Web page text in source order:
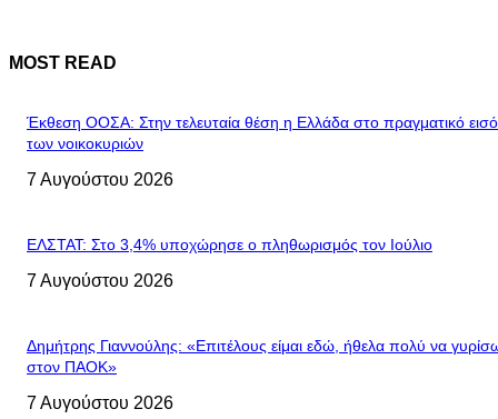
MOST READ
Έκθεση ΟΟΣΑ: Στην τελευταία θέση η Ελλάδα στο πραγματικό
των νοικοκυριών
7 Αυγούστου 2026
ΕΛΣΤΑΤ: Στο 3,4% υποχώρησε ο πληθωρισμός τον Ιούλιο
7 Αυγούστου 2026
Δημήτρης Γιαννούλης: «Επιτέλους είμαι εδώ, ήθελα πολύ να
στον ΠΑΟΚ»
7 Αυγούστου 2026